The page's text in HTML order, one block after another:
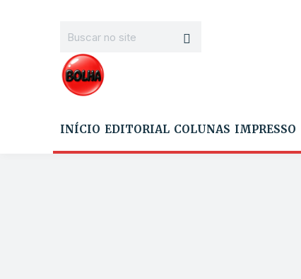
INÍCIO EDITORIAL COLUNAS IMPRESSO